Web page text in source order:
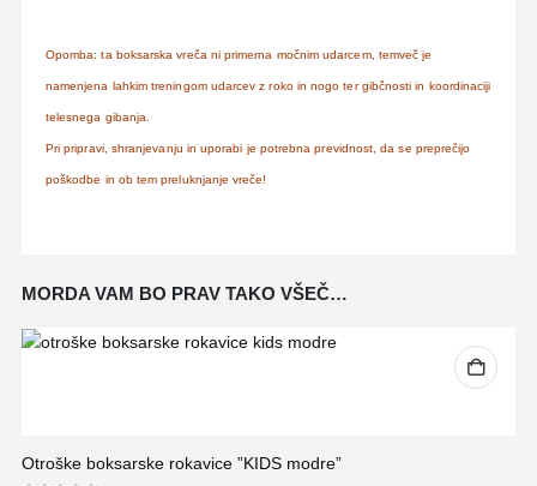
Opomba: ta boksarska vreča ni primerna močnim udarcem, temveč je
namenjena lahkim treningom udarcev z roko in nogo ter gibčnosti in koordinaciji
telesnega gibanja.
Pri pripravi, shranjevanju in uporabi je potrebna previdnost, da se preprečijo
poškodbe in ob tem preluknjanje vreče!
MORDA VAM BO PRAV TAKO VŠEČ…
Otroške boksarske rokavice ”KIDS modre”